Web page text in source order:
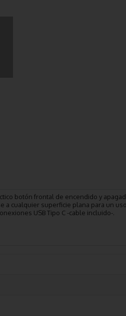
botón frontal de encendido y
a cualquier superficie plana para un uso
USB Tipo C -cable incluido-.